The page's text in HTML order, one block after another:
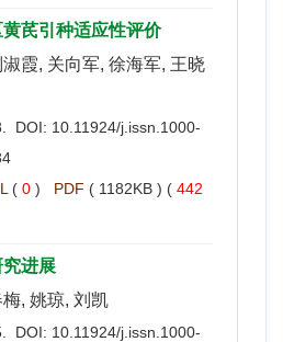
芪引种适应性评价
霞, 关向军, 徐海军, 王晓
DOI: 10.11924/j.issn.1000-
( 0 ) PDF ( 1182KB ) ( 442
进展
, 姚琼, 刘凯
DOI: 10.11924/j.issn.1000-